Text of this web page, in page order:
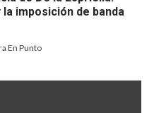
imposición de banda
En Punto